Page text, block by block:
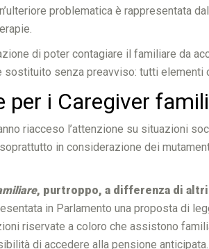
problematica è
di poter contagiare il familiare da
senza preavviso: tutti elementi
per i Caregiver
riacceso l’attenzione su situazioni
in considerazione dei
, purtroppo, a differenza di
in Parlamento una proposta di
riservate a coloro che assistono
di accedere alla pensione anticipata.